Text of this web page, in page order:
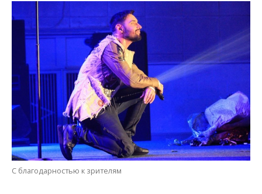
С благодарностью к зрителям